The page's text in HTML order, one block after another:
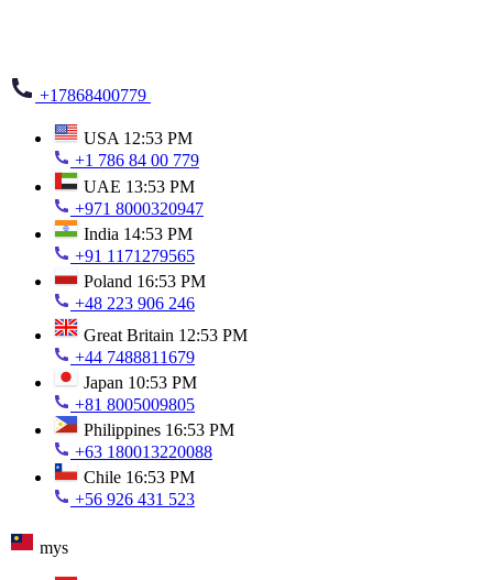
+17868400779
USA 12:53 PM
+1 786 84 00 779
UAE 13:53 PM
+971 8000320947
India 14:53 PM
+91 1171279565
Poland 16:53 PM
+48 223 906 246
Great Britain 12:53 PM
+44 7488811679
Japan 10:53 PM
+81 8005009805
Philippines 16:53 PM
+63 180013220088
Chile 16:53 PM
+56 926 431 523
mys